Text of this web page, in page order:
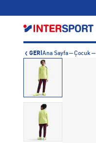
GERİ Ana Sayfa Çocuk